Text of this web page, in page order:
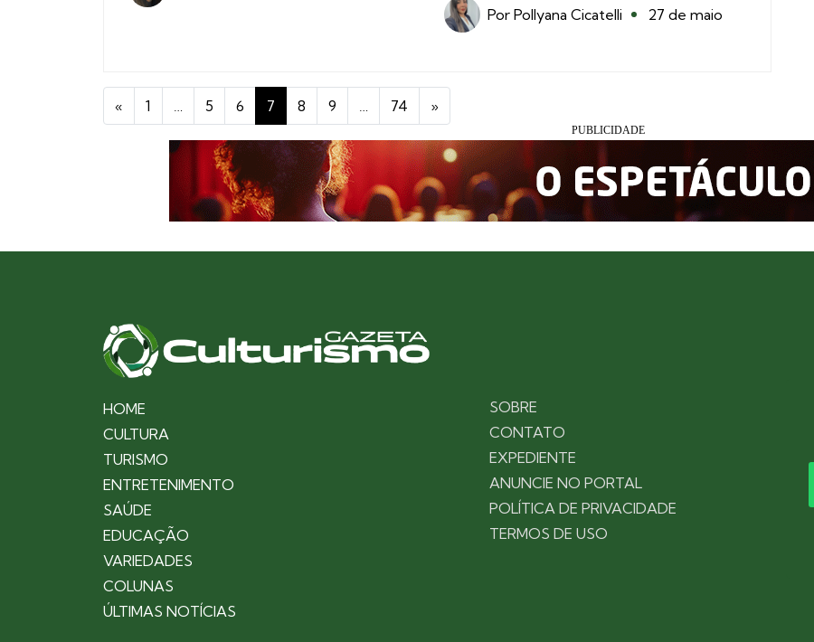
PorPollyana Cicatelli 27 de maio
« 1 5 6 7 8 9 74 »
HOME
CULTURA
TURISMO
ENTRETENIMENTO
SAÚDE
EDUCAÇÃO
VARIEDADES
COLUNAS
ÚLTIMAS NOTÍCIAS
SOBRE
CONTATO
EXPEDIENTE
ANUNCIE NO PORTAL
POLÍTICA DE PRIVACIDADE
TERMOS DE USO